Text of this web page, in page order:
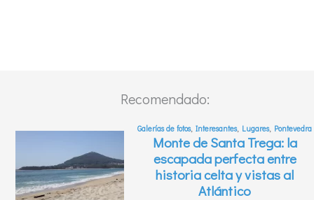
Recomendado: